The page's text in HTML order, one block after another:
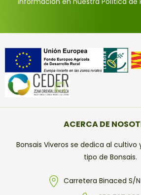
ACERCA DE
Bonsais Viveros se dedica al
tipo de Bonsais.
Carretera Binaced S/